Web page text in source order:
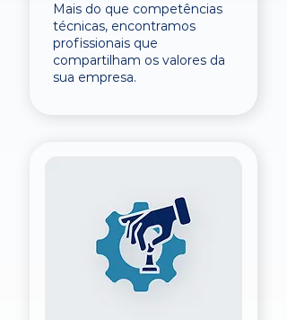
Mais do que competências
técnicas, encontramos
profissionais que
compartilham os valores da
sua empresa.